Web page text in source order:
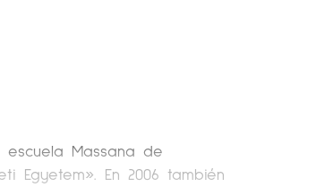
Massana de
Egyetem». En 2006 también